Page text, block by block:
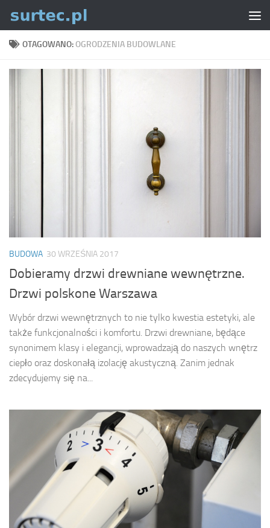
Skip to content
OTAGOWANO:OGRODZENIA BUDOWLANE
BUDOWA 30 WRZEŚNIA 2017
Dobieramy drzwi drewniane wewnętrzne.
Drzwi polskone Warszawa
Wybór drzwi wewnętrznych to nie tylko kwestia estetyki, ale
także funkcjonalności i komfortu. Drzwi drewniane, będące
synonimem klasy i elegancji, wprowadzają do naszych wnętrz
ciepło oraz doskonałą izolację akustyczną. Zanim jednak
zdecydujemy się na...